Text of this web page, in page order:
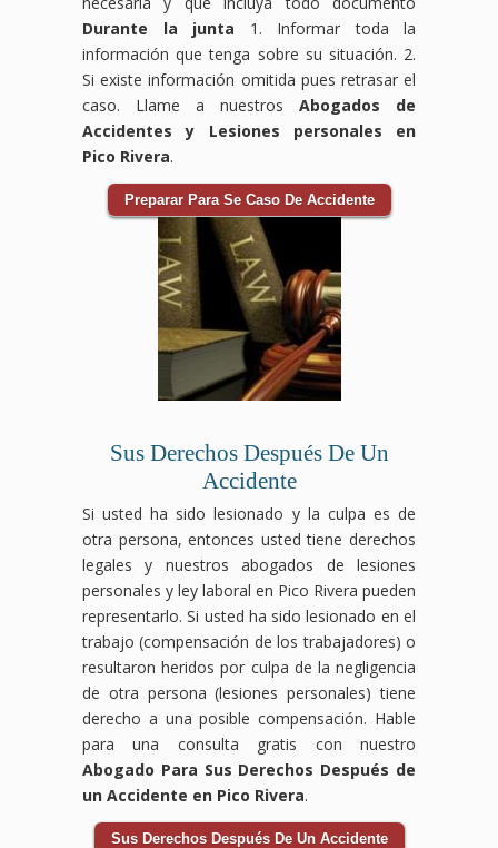
Durante la junta 1. Informar toda la
información que tenga sobre su situación. 2.
Si existe información omitida pues retrasar el
caso. Llame a nuestros Abogados de
Accidentes y Lesiones personales en
Pico Rivera.
Preparar Para Se Caso De Accidente
Sus Derechos Después De Un
Accidente
Si usted ha sido lesionado y la culpa es de
otra persona, entonces usted tiene derechos
legales y nuestros abogados de lesiones
personales y ley laboral en Pico Rivera pueden
representarlo. Si usted ha sido lesionado en el
trabajo (compensación de los trabajadores) o
resultaron heridos por culpa de la negligencia
de otra persona (lesiones personales) tiene
derecho a una posible compensación. Hable
para una consulta gratis con nuestro
Abogado Para Sus Derechos Después de
un Accidente en Pico Rivera.
Sus Derechos Después De Un Accidente